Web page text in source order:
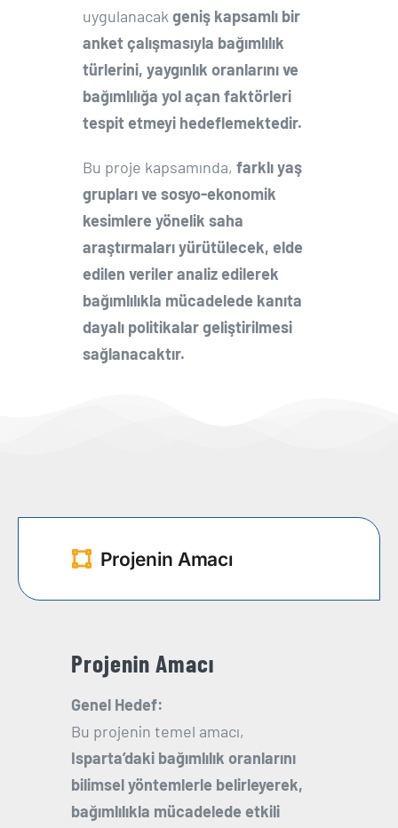
uygulanacakgeniş kapsamlı bir
anket çalışmasıyla bağımlılık
türlerini, yaygınlık oranlarını ve
bağımlılığa yol açan faktörleri
tespit etmeyi hedeflemektedir.
Bu proje kapsamında,farklı yaş
grupları ve sosyo-ekonomik
kesimlere yönelik saha
araştırmaları yürütülecek, elde
edilen veriler analiz edilerek
bağımlılıkla mücadelede kanıta
dayalı politikalar geliştirilmesi
sağlanacaktır.
Projenin Amacı
Projenin Amacı
Genel Hedef:
Bu projenin temel amacı,
Isparta’daki bağımlılık oranlarını
bilimsel yöntemlerle belirleyerek,
bağımlılıkla mücadelede etkili